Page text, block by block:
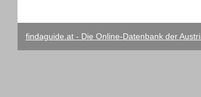
findaguide.at - Die Online-Datenbank der